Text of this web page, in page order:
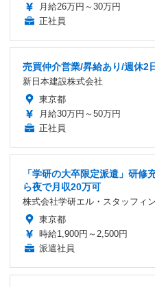
月給26万円～30万円
正社員
売買仲介営業/昇給あり/週休2
新日本建設株式会社
東京都
月給30万円～50万円
正社員
「学研の大卒限定派遣」研修
ら夜で月収20万可
株式会社学研エル・スタッフィ
東京都
時給1,900円～2,500円
派遣社員